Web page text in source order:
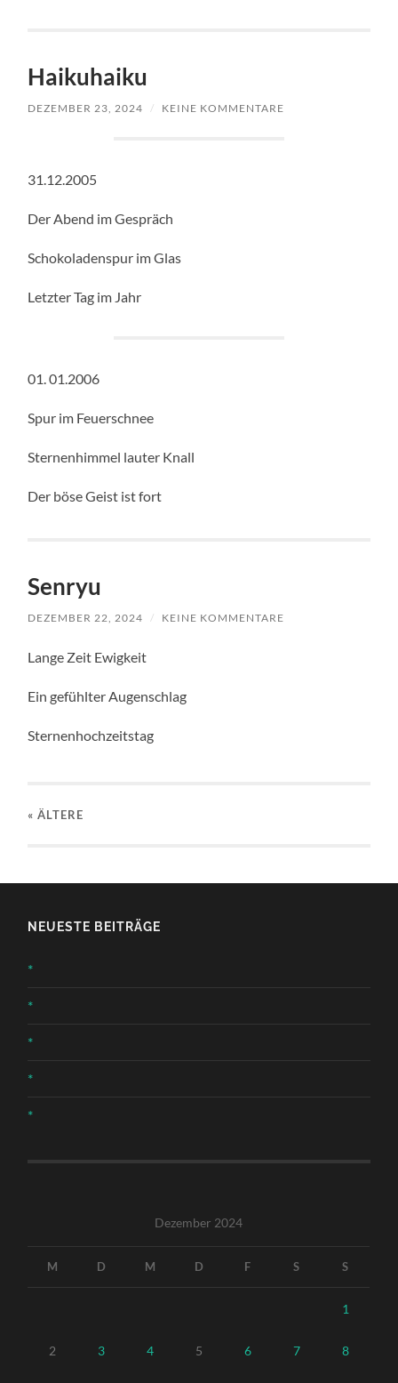
Haikuhaiku
DEZEMBER 23, 2024 / KEINE KOMMENTARE
31.12.2005
Der Abend im Gespräch
Schokoladenspur im Glas
Letzter Tag im Jahr
01. 01.2006
Spur im Feuerschnee
Sternenhimmel lauter Knall
Der böse Geist ist fort
Senryu
DEZEMBER 22, 2024 / KEINE KOMMENTARE
Lange Zeit Ewigkeit
Ein gefühlter Augenschlag
Sternenhochzeitstag
« ÄLTERE
NEUESTE BEITRÄGE
*
*
*
*
*
Dezember 2024
M D M D F S S
1
2 3 4 5 6 7 8